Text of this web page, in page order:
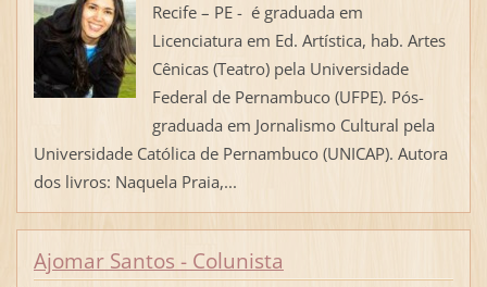
Recife – PE - é graduada em
Licenciatura em Ed. Artística, hab. Artes
Cênicas (Teatro) pela Universidade
Federal de Pernambuco (UFPE). Pós-
graduada em Jornalismo Cultural pela
Universidade Católica de Pernambuco (UNICAP). Autora
dos livros: Naquela Praia,...
Ajomar Santos - Colunista